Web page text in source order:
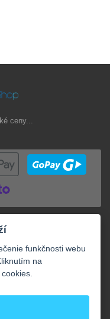
ceny...
funkčnosti webu
na